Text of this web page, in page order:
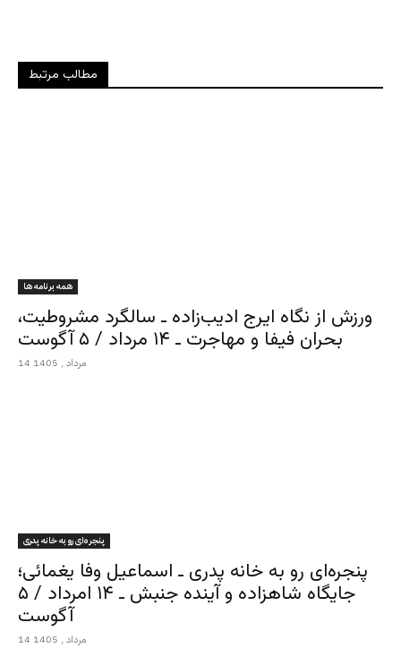
مطالب مرتبط
همه برنامه ها
ورزش از نگاه ایرج ادیب‌زاده ـ سالگرد مشروطیت،
بحران فیفا و مهاجرت ـ ۱۴ مرداد / ۵ آگوست
14 مرداد , 1405
پنجره‌ای رو به خانه پدری
پنجره‌ای رو به خانه پدری ـ اسماعیل وفا یغمائی؛
جایگاه شاهزاده و آینده جنبش ـ ۱۴ امرداد / ۵
آگوست
14 مرداد , 1405